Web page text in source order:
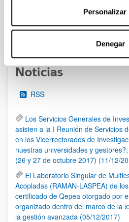
Personalizar
Denegar
PáginaPágina
Noticias
RSS
Los Servicios Generales de
asisten a la I Reunión de Servicios
en los Vicerrectorados de
nuestras universidades y
(26 y 27 de octubre 2017) (11/12/
El Laboratorio Singular de
Acopladas (RAMAN-LASPEA) de
certificado de Qepea otorgado por
organizado dentro del marco de la
la gestión avanzada (05/12/2017)